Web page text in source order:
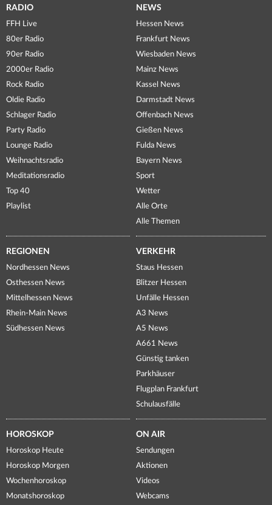
RADIO
FFH Live
80er Radio
90er Radio
2000er Radio
Rock Radio
Oldie Radio
Schlager Radio
Party Radio
Lounge Radio
Weihnachtsradio
Meditationsradio
Top 40
Playlist
NEWS
Hessen News
Frankfurt News
Wiesbaden News
Mainz News
Kassel News
Darmstadt News
Offenbach News
Gießen News
Fulda News
Bayern News
Sport
Wetter
Alle Orte
Alle Themen
REGIONEN
Nordhessen News
Osthessen News
Mittelhessen News
Rhein-Main News
Südhessen News
VERKEHR
Staus Hessen
Blitzer Hessen
Unfälle Hessen
A3 News
A5 News
A661 News
Günstig tanken
Parkhäuser
Flugplan Frankfurt
Schulausfälle
HOROSKOP
Horoskop Heute
Horoskop Morgen
Wochenhoroskop
Monatshoroskop
ON AIR
Sendungen
Aktionen
Videos
Webcams